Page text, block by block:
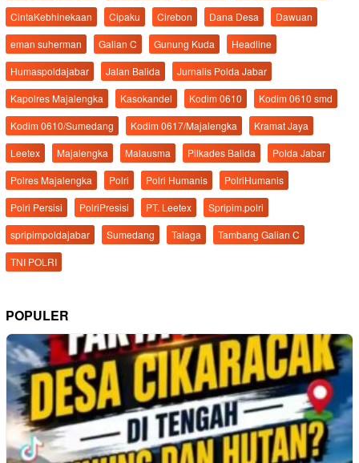
CintaKebhinekaan
Cipaku Cirebon Dana Desa
Dawuan
eman suherman
Galian C Gunung Kuda
Headline
Humaspoldajabar
Jalan Balida
Jurnalis Polda Jabar
Kapolres Majalengka
Kasokandel Kodim 0610
Kodim 0610 smd
Kodim 0610/Sumedang
Kodim 0617/Majalengka
Kramat Jaya
Leetex
Majalengka Malausma Pilkades Balida
Polda Jabar
Polres Majalengka
Polri Polri Humanis
PolriHumanis
Polri Persisi
PolriPresisi PT. Leetex
Spripim.polri
spripimpoldajabar
Sumedang Talaga
Tambang Galian C
TNI POLRI
POPULER